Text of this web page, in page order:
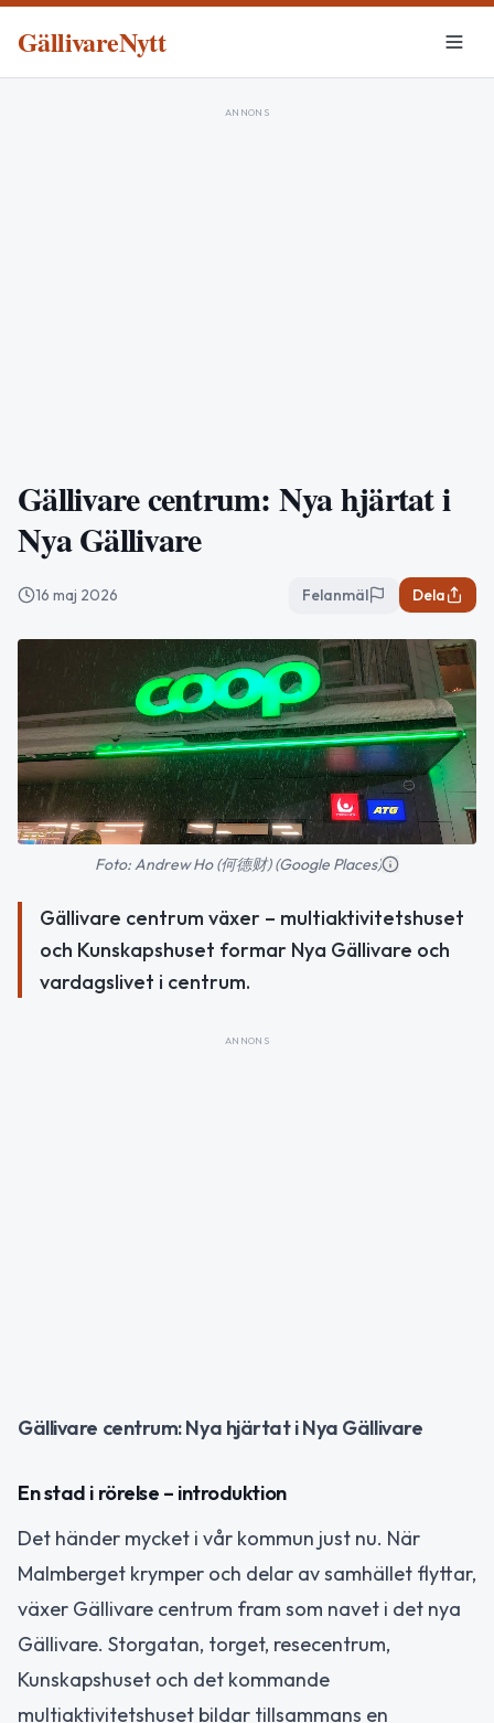
GällivareNytt
ANNONS
Gällivare centrum: Nya hjärtat i
Nya Gällivare
16 maj 2026 Felanmäl Dela
Foto: Andrew Ho (何德财) (Google Places)
Gällivare centrum växer – multiaktivitetshuset
och Kunskapshuset formar Nya Gällivare och
vardagslivet i centrum.
ANNONS
Gällivare centrum: Nya hjärtat i Nya Gällivare
En stad i rörelse – introduktion
Det händer mycket i vår kommun just nu. När
Malmberget krymper och delar av samhället flyttar,
växer Gällivare centrum fram som navet i det nya
Gällivare. Storgatan, torget, resecentrum,
Kunskapshuset och det kommande
multiaktivitetshuset bildar tillsammans en